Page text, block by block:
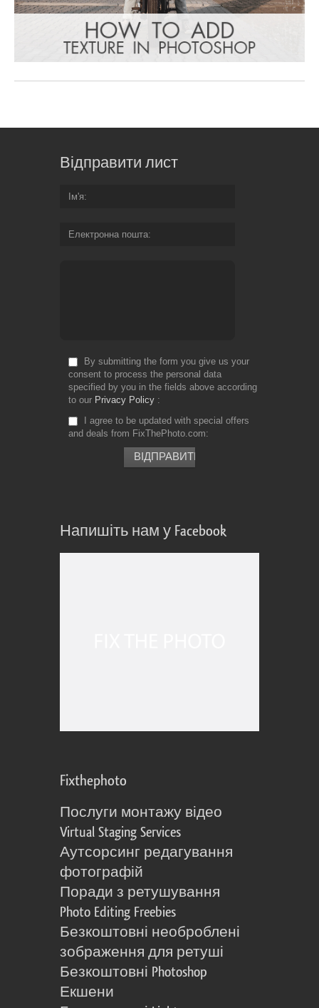
Відправити лист
Ім'я
Електронна пошта
By submitting the form you give us your
consent to process the personal data
specified by you in the fields above according
to our Privacy Policy
I agree to be updated with special offers
and deals from FixThePhoto.com
Напишіть нам у Facebook
Fixthephoto
Послуги монтажу відео
Virtual Staging Services
Аутсорсинг редагування
фотографій
Поради з ретушування
Photo Editing Freebies
Безкоштовні необроблені
зображення для ретуші
Безкоштовні Photoshop
Екшени